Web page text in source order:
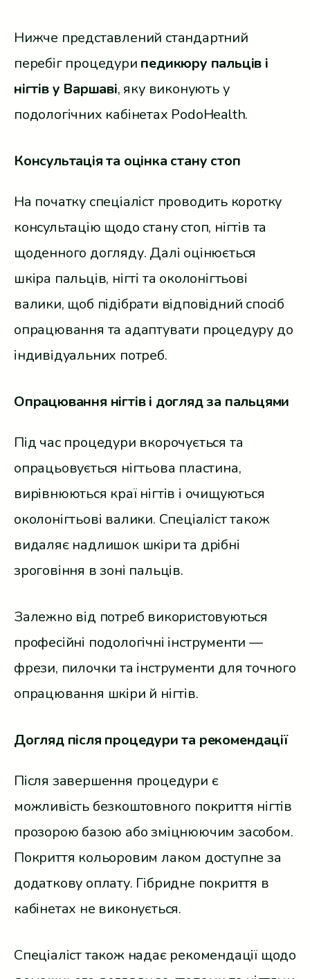
Нижче представлений стандартний
перебіг процедури педикюру пальців і
нігтів у Варшаві, яку виконують у
подологічних кабінетах PodoHealth.
Консультація та оцінка стану стоп
На початку спеціаліст проводить коротку
консультацію щодо стану стоп, нігтів та
щоденного догляду. Далі оцінюється
шкіра пальців, нігті та околонігтьові
валики, щоб підібрати відповідний спосіб
опрацювання та адаптувати процедуру до
індивідуальних потреб.
Опрацювання нігтів і догляд за пальцями
Під час процедури вкорочується та
опрацьовується нігтьова пластина,
вирівнюються краї нігтів і очищуються
околонігтьові валики. Спеціаліст також
видаляє надлишок шкіри та дрібні
зроговіння в зоні пальців.
Залежно від потреб використовуються
професійні подологічні інструменти —
фрези, пилочки та інструменти для точного
опрацювання шкіри й нігтів.
Догляд після процедури та рекомендації
Після завершення процедури є
можливість безкоштовного покриття нігтів
прозорою базою або зміцнюючим засобом.
Покриття кольоровим лаком доступне за
додаткову оплату. Гібридне покриття в
кабінетах не виконується.
Спеціаліст також надає рекомендації щодо